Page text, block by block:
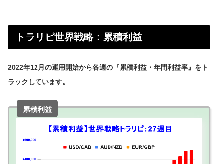
トラリピ世界戦略：累積利益
2022年12月の運用開始から各週の『累積利益・年間利益率』をト
ラックしています。
累積利益